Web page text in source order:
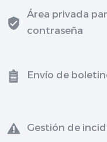
Área privada
contraseña
Envío de
Gestión de